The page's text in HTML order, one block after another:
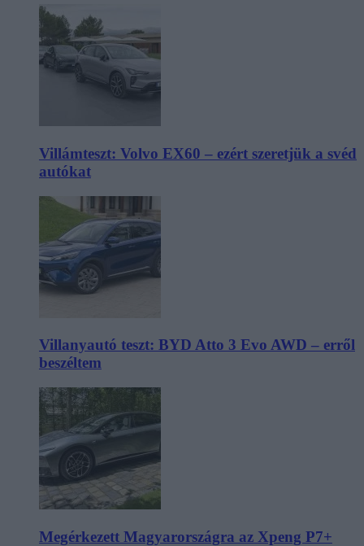
Villámteszt: Volvo EX60 – ezért szeretjük a svéd
autókat
Villanyautó teszt: BYD Atto 3 Evo AWD – erről
beszéltem
Megérkezett Magyarországra az Xpeng P7+